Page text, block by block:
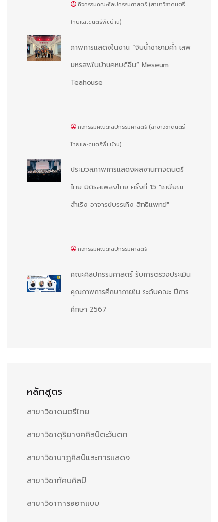
กิจกรรมคณะศิลปกรรมศาสตร์ (สาขาวิชาดนตรี
ไทยและดนตรีพื้นบ้าน)
ภาพการแสดงในงาน “จิบน้ำชายามค่ำ เสพ
มหรสพในบ้านคหบดีจีน“ Meseum
Teahouse
กิจกรรมคณะศิลปกรรมศาสตร์ (สาขาวิชาดนตรี
ไทยและดนตรีพื้นบ้าน)
ประมวลภาพการแสดงผลงานทางดนตรี
ไทย มิติรสเพลงไทย ครั้งที่ 15 "เกษียณ
สำเริง อาจารย์บรรเทิง สิทธิแพทย์"
กิจกรรมคณะศิลปกรรมศาสตร์
คณะศิลปกรรมศาสตร์ รับการตรวจประเมิน
คุณภาพการศึกษาภายใน ระดับคณะ ปีการ
ศึกษา 2567
หลักสูตร
สาขาวิชาดนตรีไทย
สาขาวิชาดุริยางคศิลป์ตะวันตก
สาขาวิชานาฏศิลป์และการแสดง
สาขาวิชาทัศนศิลป์
สาขาวิชาการออกแบบ